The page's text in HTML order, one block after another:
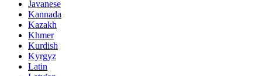
Javanese
Kannada
Kazakh
Khmer
Kurdish
Kyrgyz
Latin